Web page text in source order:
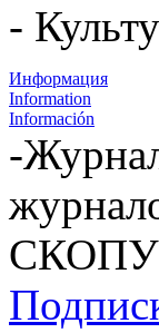
-
Информация
Information
Información
-